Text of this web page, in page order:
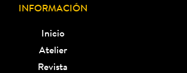
INFORMACIÓN
Inicio
Atelier
Revista